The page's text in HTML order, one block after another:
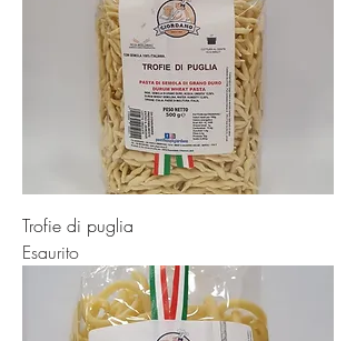
Trofie di puglia
Esaurito